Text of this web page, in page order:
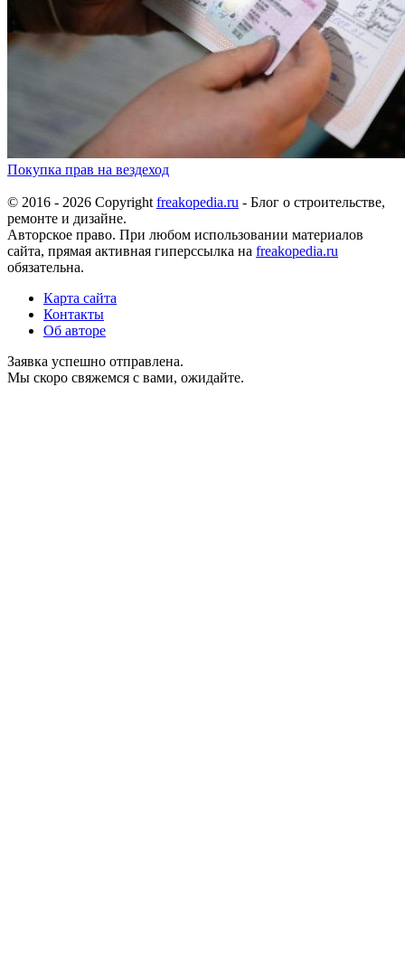
Покупка прав на вездеход
© 2016 - 2026 Copyright freakopedia.ru - Блог о строительстве,
ремонте и дизайне.
Авторское право. При любом использовании материалов
сайта, прямая активная гиперссылка на freakopedia.ru
обязательна.
Карта сайта
Контакты
Об авторе
Заявка успешно отправлена.
Мы скоро свяжемся с вами, ожидайте.